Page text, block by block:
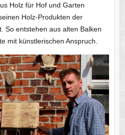
Holz für Hof und Garten
Holz-Produkten der
So entstehen aus alten Balken
mit künstlerischen Anspruch.